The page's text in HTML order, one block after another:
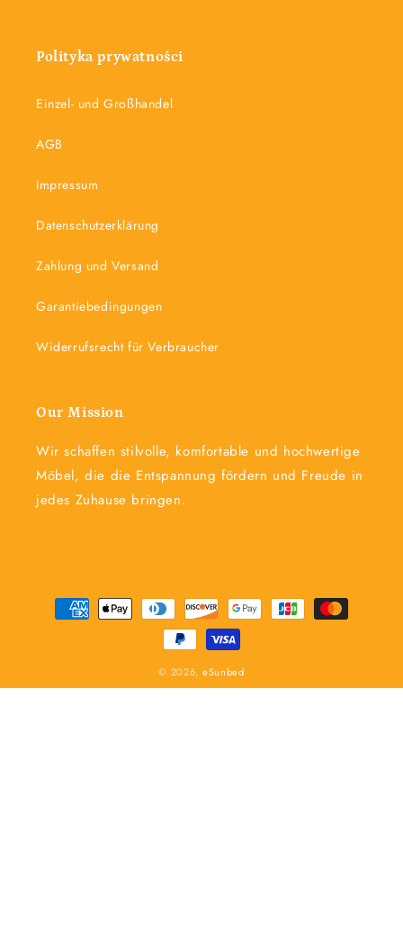
Polityka prywatności
Einzel- und Großhandel
AGB
Impressum
Datenschutzerklärung
Zahlung und Versand
Garantiebedingungen
Widerrufsrecht für Verbraucher
Our Mission
Wir schaffen stilvolle, komfortable und hochwertige
Möbel, die die Entspannung fördern und Freude in
jedes Zuhause bringen.
Zahlungsmethoden
© 2026, eSunbed